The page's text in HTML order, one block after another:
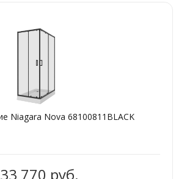
Niagara Nova 68100811BLACK
33 770 руб.